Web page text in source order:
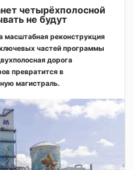
четырёхполосной
не будут
масштабная реконструкция
частей программы
дорога
превратится в
магистраль.